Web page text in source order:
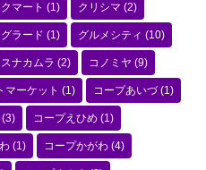
マート (1) クリシマ (2)
グラード (1) グルメシティ (10)
ナカムラ (2) コノミヤ (9)
マーケット (1) コープあいづ(1)
(3) コープえひめ (1)
(1) コープかがわ (4)